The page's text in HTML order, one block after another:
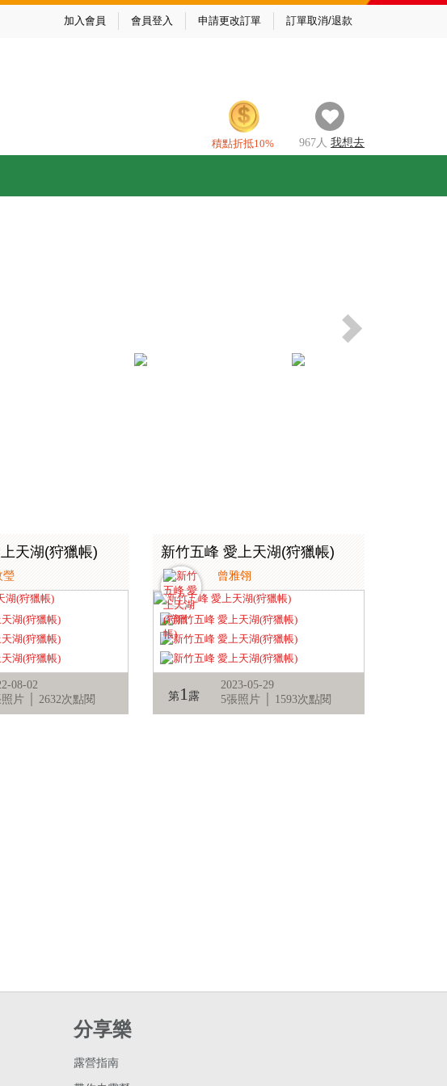
加入會員 會員登入 申請更改訂單 訂單取消/退款
積點折抵10% 967人 我想去
天湖(狩獵帳)
瑩
08-02
照片 │ 2632次點閱
新竹五峰 愛上天湖(狩獵帳)
曾雅翎
第1露
2023-05-29
5張照片 │ 1593次點閱
分享樂
露營指南